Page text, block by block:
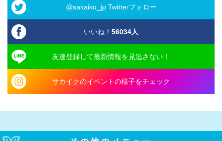
@sakaiku_jp Twitterフォロー
いいね！ 56034人
友達登録して最新情報を見逃さない！
サカイクのイベントの様子をチェック